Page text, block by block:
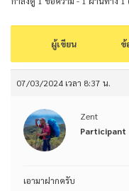
ผู้เขียน ข้
07/03/2024 เวลา 8:37 น.
Zent
Participant
เอามาฝากครับ